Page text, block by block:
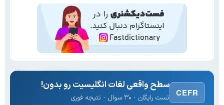
CEFR
سطح واقعی لغات انگلیسیت رو بدون!
تست رایگان · ۳۰ سوال · نتیجه فوری